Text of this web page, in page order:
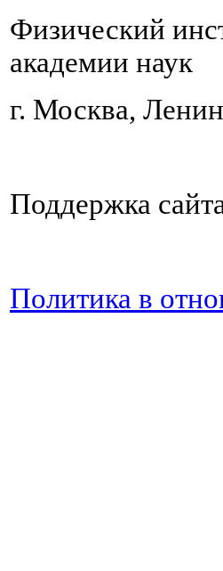
Физический
академии наук
г. Москва,
Поддержка
Политика в